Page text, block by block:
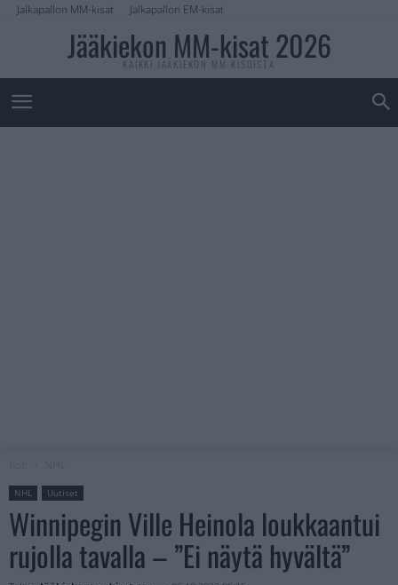
Jalkapallon MM-kisat Jalkapallon EM-kisat
Jääkiekon MM-kisat 2026
KAIKKI JÄÄKIEKON MM-KISOISTA
NHL Uutiset
Winnipegin Ville Heinola loukkaantui
rujolla tavalla – ”Ei näytä hyvältä”